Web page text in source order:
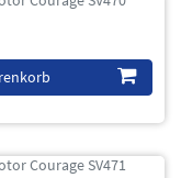
Courage SV471